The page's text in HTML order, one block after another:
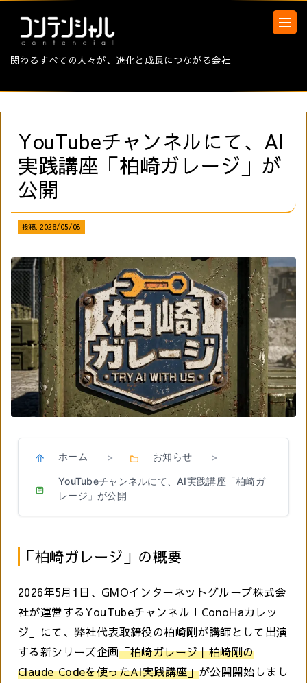
関わるすべての人々が、進化と成長につながる会社
YouTubeチャンネルにて、AI
実践講座「柏崎ガレージ」が
公開
投稿: 2026/05/08
ホーム > お知らせ >
YouTubeチャンネルにて、AI実践講座「柏崎ガ
レージ」が公開
「柏崎ガレージ」の概要
2026年5月1日、GMOインターネットグループ株式会
社が運営するYouTubeチャンネル「ConoHaカレッ
ジ」にて、弊社代表取締役の柏崎剛が講師として出演
する新シリーズ企画「柏崎ガレージ｜柏崎剛の
Claude Codeを使ったAI実践講座」が公開開始しまし